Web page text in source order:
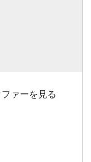
ァーを見る